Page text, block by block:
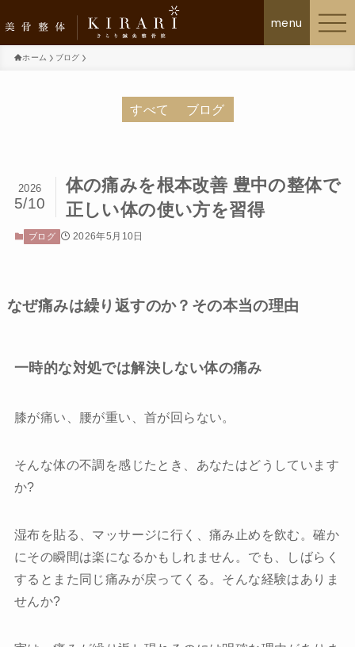
美骨整体KIRARIについて
お客様の声
初回体験について
よくあるご質問
求人情報
ブログ
アクセス
ホーム ブログ
すべて ブログ
体の痛みを根本改善 豊中の整体で
正しい体の使い方を習得
2026
5/10
ブログ 2026年5月10日
なぜ痛みは繰り返すのか？その本当の理由
一時的な対処では解決しない体の痛み
膝が痛い、腰が重い、首が回らない。
そんな体の不調を感じたとき、あなたはどうしています
か?
湿布を貼る、マッサージに行く、痛み止めを飲む。確か
にその瞬間は楽になるかもしれません。でも、しばらく
するとまた同じ痛みが戻ってくる。そんな経験はありま
せんか?